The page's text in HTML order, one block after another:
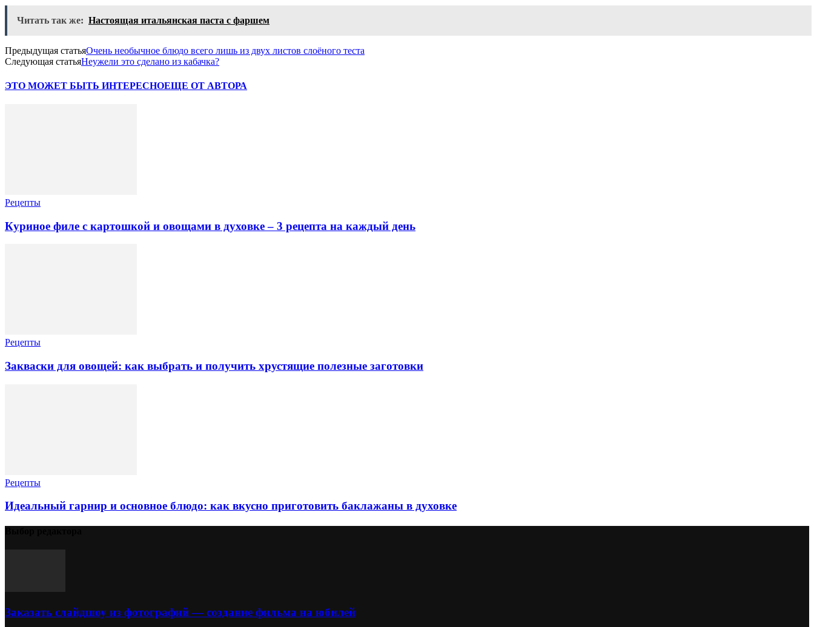
Читать так же: Настоящая итальянская паста с фаршем
Предыдущая статьяОчень необычное блюдо всего лишь из двух листов слоёного теста
Следующая статьяНеужели это сделано из кабачка?
ЭТО МОЖЕТ БЫТЬ ИНТЕРЕСНОЕЩЕ ОТ АВТОРА
Рецепты
Куриное филе с картошкой и овощами в духовке – 3 рецепта на каждый день
Рецепты
Закваски для овощей: как выбрать и получить хрустящие полезные заготовки
Рецепты
Идеальный гарнир и основное блюдо: как вкусно приготовить баклажаны в духовке
Заказать слайдшоу из фотографий — создание фильма на юбилей